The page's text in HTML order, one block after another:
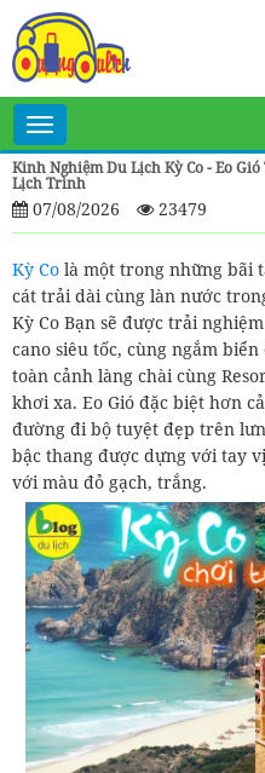
Toggle
navigation
Kinh Nghiệm Du Lịch Kỳ Co - Eo
Lịch Trình
07/08/2026 23479
Kỳ Co là một trong những bãi
cát trải dài cùng làn nước
Kỳ Co Bạn sẽ được trải
cano siêu tốc, cùng ngắm
toàn cảnh làng chài cùng
khơi xa. Eo Gió đặc biệt hơn
đường đi bộ tuyệt đẹp trên
bậc thang được dựng với tay
với màu đỏ gạch, trắng.